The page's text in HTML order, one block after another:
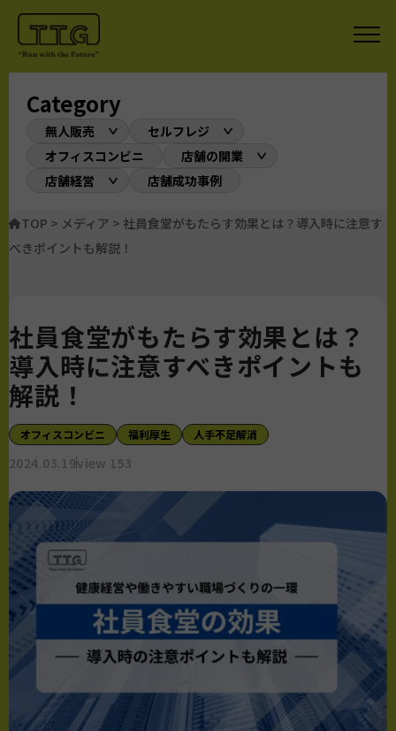
Category
無人販売
セルフレジ
オフィスコンビニ
店舗の開業
店舗経営
店舗成功事例
TOP > メディア > 社員食堂がもたらす効果とは？導入時に注意す
べきポイントも解説！
社員食堂がもたらす効果とは？
導入時に注意すべきポイントも
解説！
オフィスコンビニ 福利厚生 人手不足解消
2024.03.19view 153